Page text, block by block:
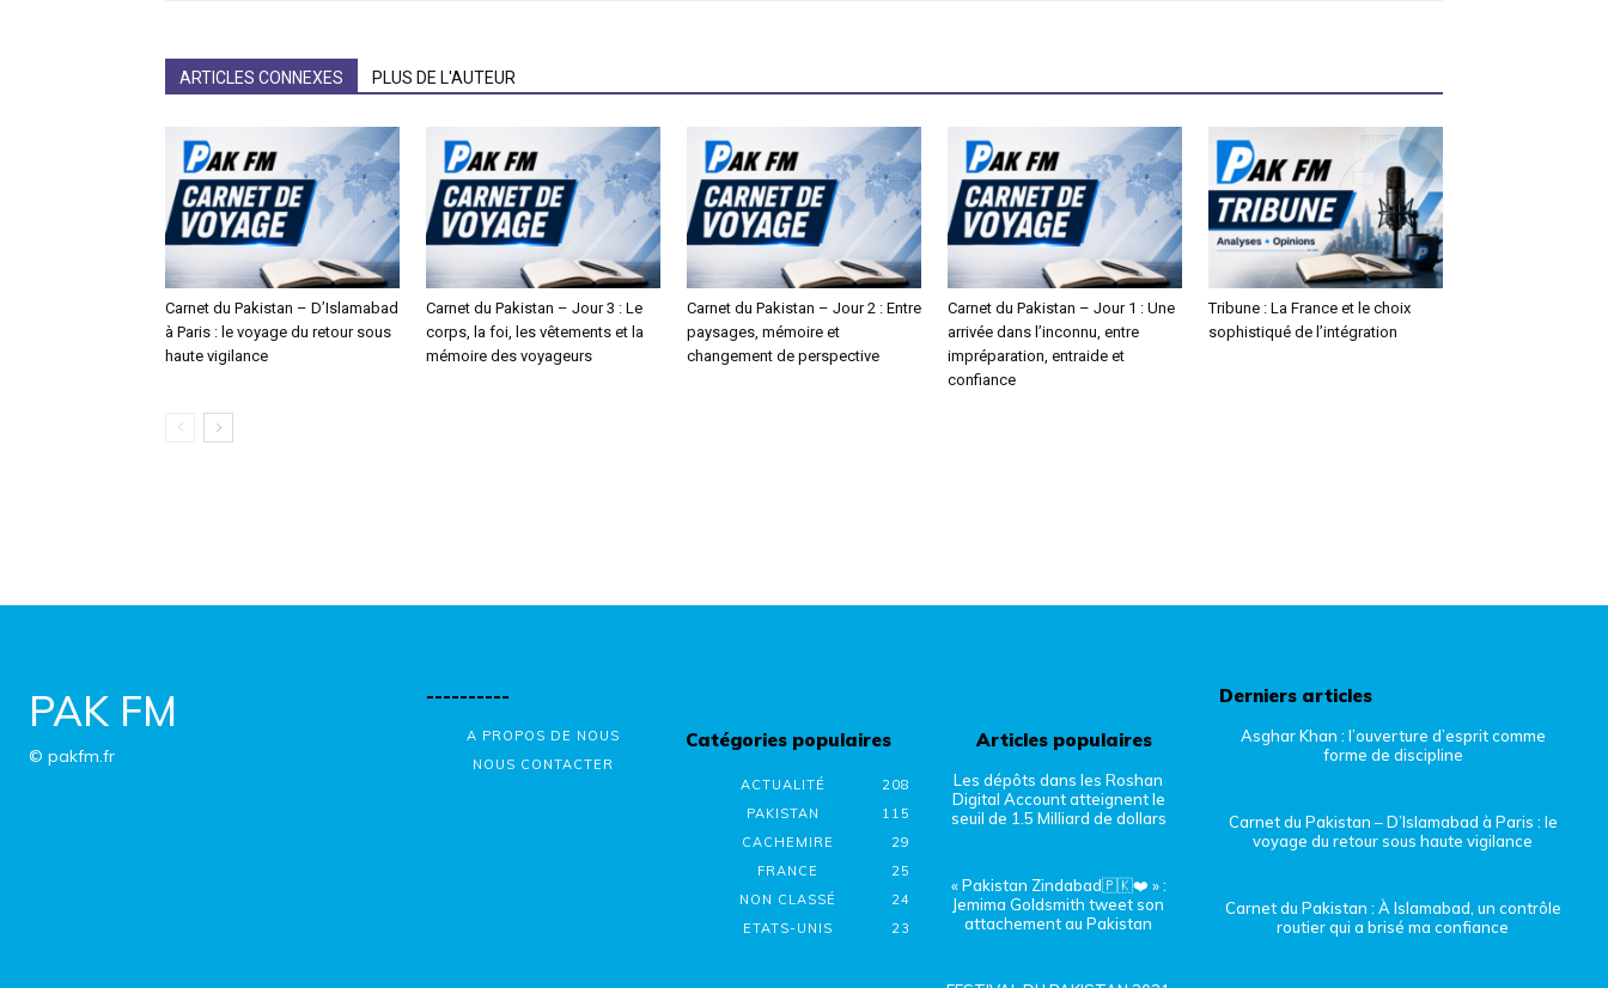
ARTICLES CONNEXES PLUS DE L'AUTEUR
Carnet du Pakistan – D’Islamabad
à Paris : le voyage du retour sous
haute vigilance
Carnet du Pakistan – Jour 3 : Le
corps, la foi, les vêtements et la
mémoire des voyageurs
Carnet du Pakistan – Jour 2 : Entre
paysages, mémoire et
changement de perspective
Carnet du Pakistan – Jour 1 : Une
arrivée dans l’inconnu, entre
impréparation, entraide et
confiance
Tribune : La France et le choix
sophistiqué de l’intégration
PAK FM
© pakfm.fr
----------
A PROPOS DE NOUS
NOUS CONTACTER
Catégories populaires
ACTUALITÉ
208
PAKISTAN
115
CACHEMIRE
29
FRANCE
25
NON CLASSÉ
24
ETATS-UNIS
23
Articles populaires
Les dépôts dans les Roshan
Digital Account atteignent le
seuil de 1.5 Milliard de dollars
« Pakistan Zindabad🇵🇰❤️ » :
Jemima Goldsmith tweet son
attachement au Pakistan
Derniers articles
Asghar Khan : l’ouverture d’esprit comme
forme de discipline
Carnet du Pakistan – D’Islamabad à Paris : le
voyage du retour sous haute vigilance
Carnet du Pakistan : À Islamabad, un contrôle
routier qui a brisé ma confiance